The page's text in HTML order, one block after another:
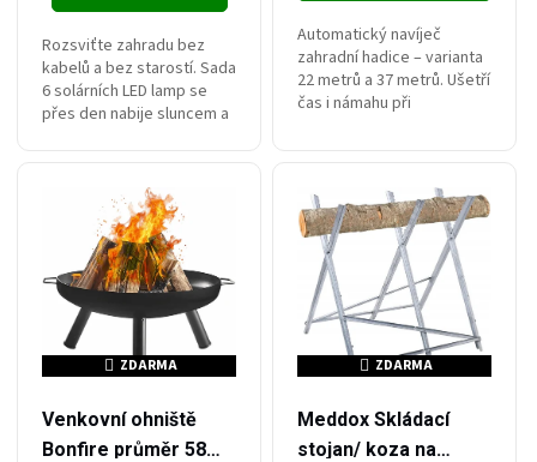
Rozsviťte zahradu bez
kabelů a bez starostí. Sada
6 solárních LED lamp se
přes den nabije sluncem a
soumraku. Stačí je
zapíchnout do...
Automatický navíječ
zahradní hadice – varianta
22 metrů a 37 metrů. Ušetří
čas i námahu při
skladové dostupnosti.
ZDARMA
ZDARMA
Venkovní ohniště
Bonfire průměr 58
ZDARMA
ZDARMA
Meddox Skládací
stojan/ koza na